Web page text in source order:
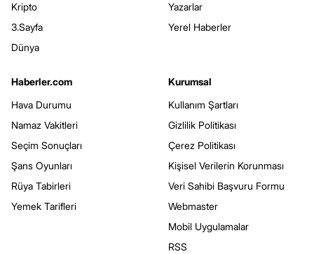
Kripto
3.Sayfa
Dünya
Yazarlar
Yerel Haberler
Haberler.com
Hava Durumu
Namaz Vakitleri
Seçim Sonuçları
Şans Oyunları
Rüya Tabirleri
Yemek Tarifleri
Kurumsal
Kullanım Şartları
Gizlilik Politikası
Çerez Politikası
Kişisel Verilerin Korunması
Veri Sahibi Başvuru Formu
Webmaster
Mobil Uygulamalar
RSS